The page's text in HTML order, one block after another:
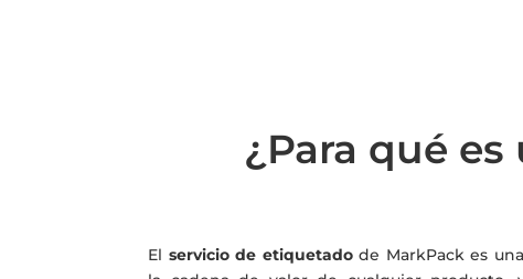
¿Para qué
El servicio de etiquetadode MarkPack es